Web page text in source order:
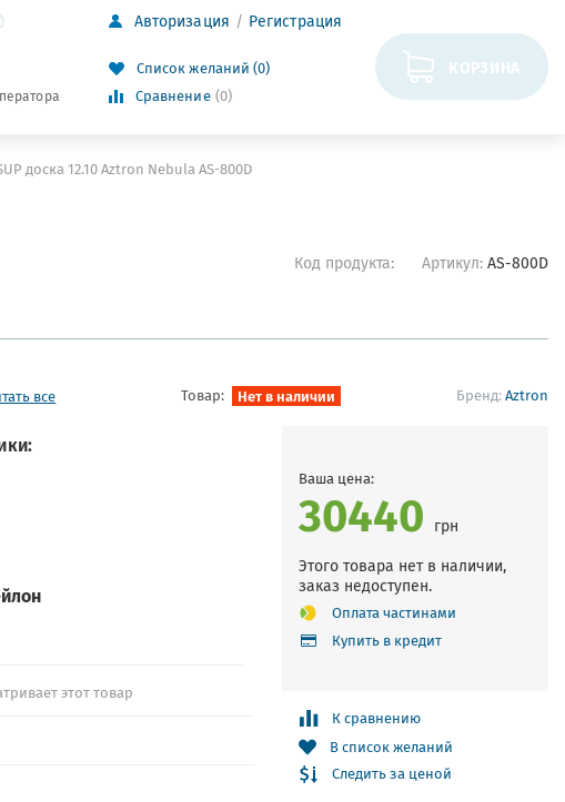
Авторизация Регистрация
Список желаний (0)
Сравнение (0)
КОРЗИНА
доска 12.10 Aztron Nebula AS-800D
Код продукта: Артикул: AS-800D
все Товар: Нет в наличии Бренд:Aztron
этот товар
Ваша цена:
30440 грн
Этого товара нет в наличии,
заказ недоступен.
Оплата частинами
Купить в кредит
К сравнению
В список желаний
Следить за ценой